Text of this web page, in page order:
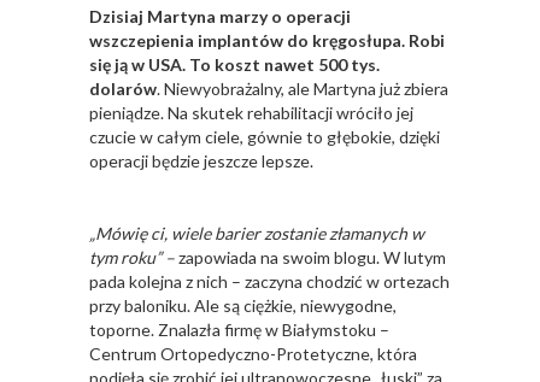
Dzisiaj Martyna marzy o operacji
wszczepienia implantów do kręgosłupa. Robi
się ją w USA. To koszt nawet 500 tys.
dolarów. Niewyobrażalny, ale Martyna już zbiera
pieniądze. Na skutek rehabilitacji wróciło jej
czucie w całym ciele, gównie to głębokie, dzięki
operacji będzie jeszcze lepsze.
„Mówię ci, wiele barier zostanie złamanych w
tym roku” –zapowiada na swoim blogu. W lutym
pada kolejna z nich – zaczyna chodzić w ortezach
przy baloniku. Ale są ciężkie, niewygodne,
toporne. Znalazła firmę w Białymstoku –
Centrum Ortopedyczno-Protetyczne, która
podjęła się zrobić jej ultranowoczesne „łuski” za